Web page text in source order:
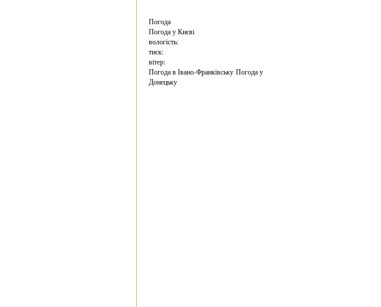
Погода
Погода уКиєві
вологість:
тиск:
вітер:
Погода в Івано-Франківську Погода у
Донецьку